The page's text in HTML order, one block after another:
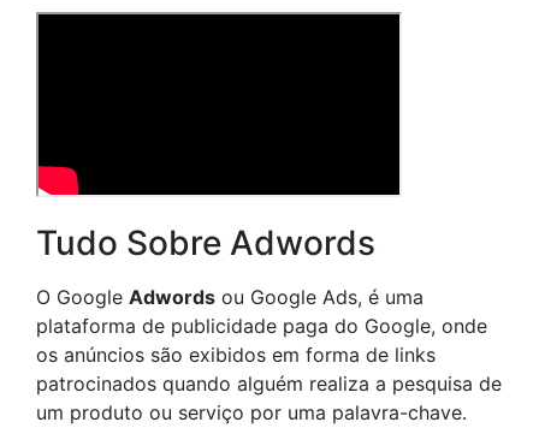
Tudo Sobre Adwords
O Google Adwords ou Google Ads, é uma
plataforma de publicidade paga do Google, onde
os anúncios são exibidos em forma de links
patrocinados quando alguém realiza a pesquisa de
um produto ou serviço por uma palavra-chave.